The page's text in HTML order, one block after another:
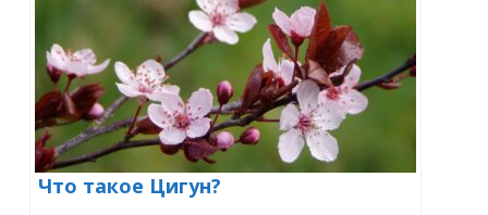
Что такое Цигун?